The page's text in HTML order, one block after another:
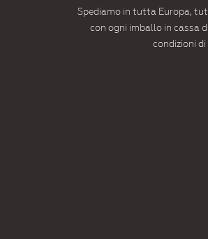
Spediamo in tutta Europa,
con ogni imballo in cassa
condizioni